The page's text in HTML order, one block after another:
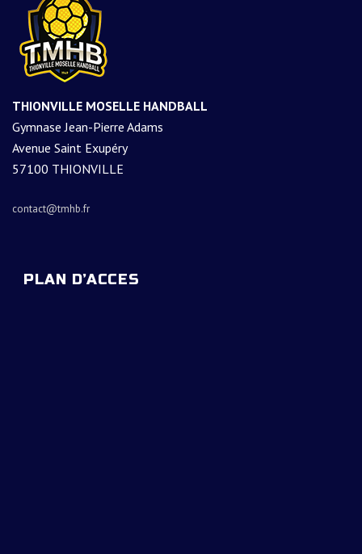
THIONVILLE MOSELLE HANDBALL
Gymnase Jean-Pierre Adams
Avenue Saint Exupéry
57100 THIONVILLE
contact@tmhb.fr
PLAN D’ACCES